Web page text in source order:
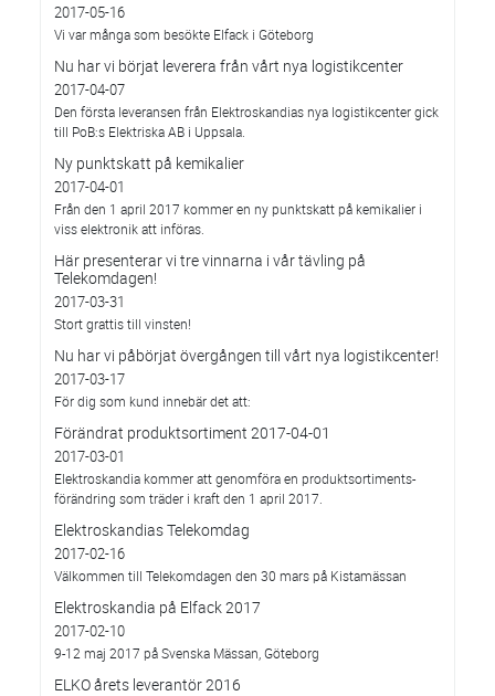
2017-05-16
Vi var många som besökte Elfack i Göteborg
Nu har vi börjat leverera från vårt nya logistikcenter
2017-04-07
Den första leveransen från Elektroskandias nya logistikcenter gick
till PoB:s Elektriska AB i Uppsala.
Ny punktskatt på kemikalier
2017-04-01
Från den 1 april 2017 kommer en ny punktskatt på kemikalier i
viss elektronik att införas.
Här presenterar vi tre vinnarna i vår tävling på
Telekomdagen!
2017-03-31
Stort grattis till vinsten!
Nu har vi påbörjat övergången till vårt nya logistikcenter!
2017-03-17
För dig som kund innebär det att:
Förändrat produktsortiment 2017-04-01
2017-03-01
Elektroskandia kommer att genomföra en produktsortiments-
förändring som träder i kraft den 1 april 2017.
Elektroskandias Telekomdag
2017-02-16
Välkommen till Telekomdagen den 30 mars på Kistamässan
Elektroskandia på Elfack 2017
2017-02-10
9-12 maj 2017 på Svenska Mässan, Göteborg
ELKO årets leverantör 2016